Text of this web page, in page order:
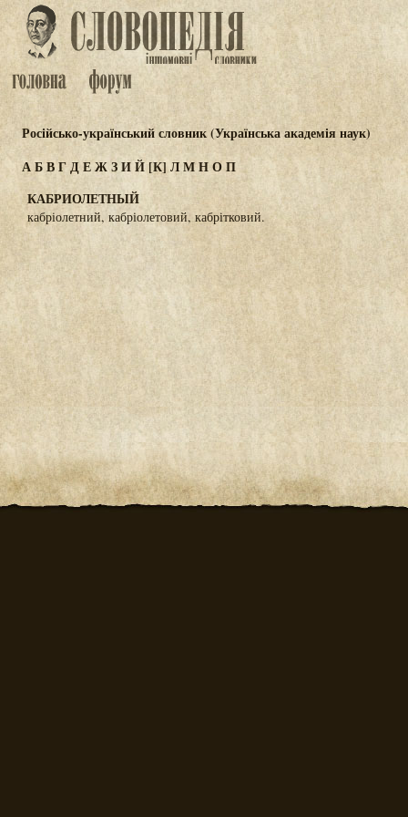
Російсько-український словник (Українська академія наук)
АБВГДЕЖЗИЙ[К]ЛМНОП
КАБРИОЛЕТНЫЙ
кабріолетний, кабріолетовий, кабрітковий.